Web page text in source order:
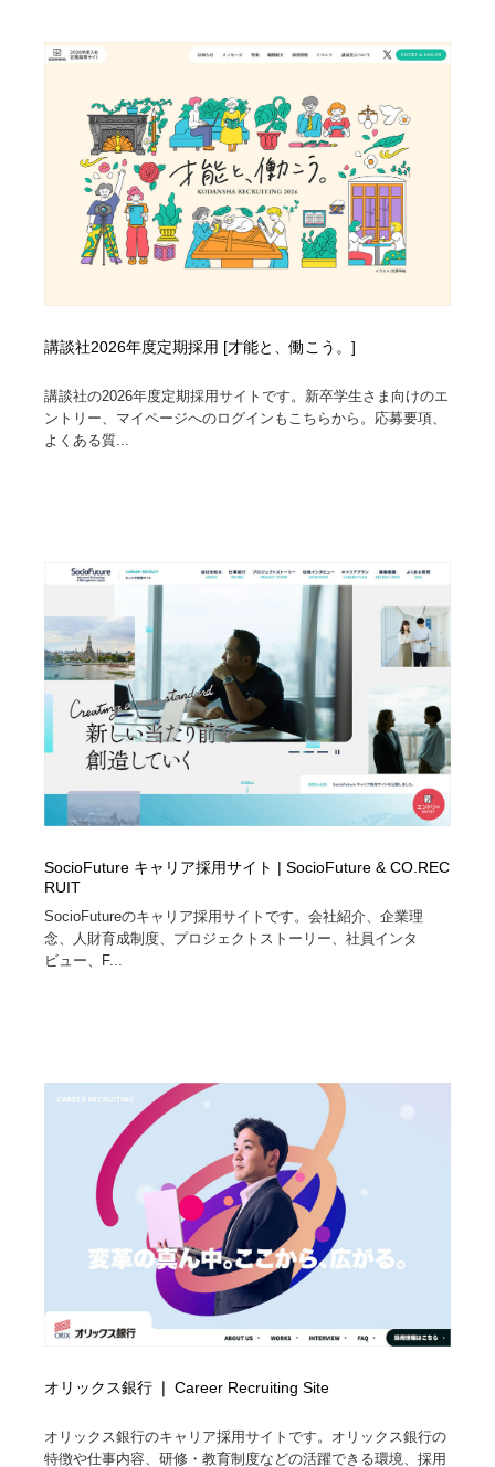
講談社2026年度定期採用 [才能と、働こう。]
講談社の2026年度定期採用サイトです。新卒学生さま向けのエ
ントリー、マイページへのログインもこちらから。応募要項、
よくある質...
SocioFuture キャリア採用サイト | SocioFuture & CO.REC
RUIT
SocioFutureのキャリア採用サイトです。会社紹介、企業理
念、人財育成制度、プロジェクトストーリー、社員インタ
ビュー、F...
オリックス銀行 ❘ Career Recruiting Site
オリックス銀行のキャリア採用サイトです。オリックス銀行の
特徴や仕事内容、研修・教育制度などの活躍できる環境、採用